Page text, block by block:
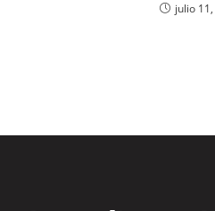
julio